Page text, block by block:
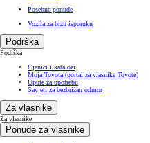
Posebne ponude
Vozila za brzu isporuku
Podrška
Podrška
Cjenici i katalozi
Moja Toyota (portal za vlasnike Toyote)
Upute za upotrebu
Savjeti za bezbrižan odmor
Za vlasnike
Za vlasnike
Ponude za vlasnike